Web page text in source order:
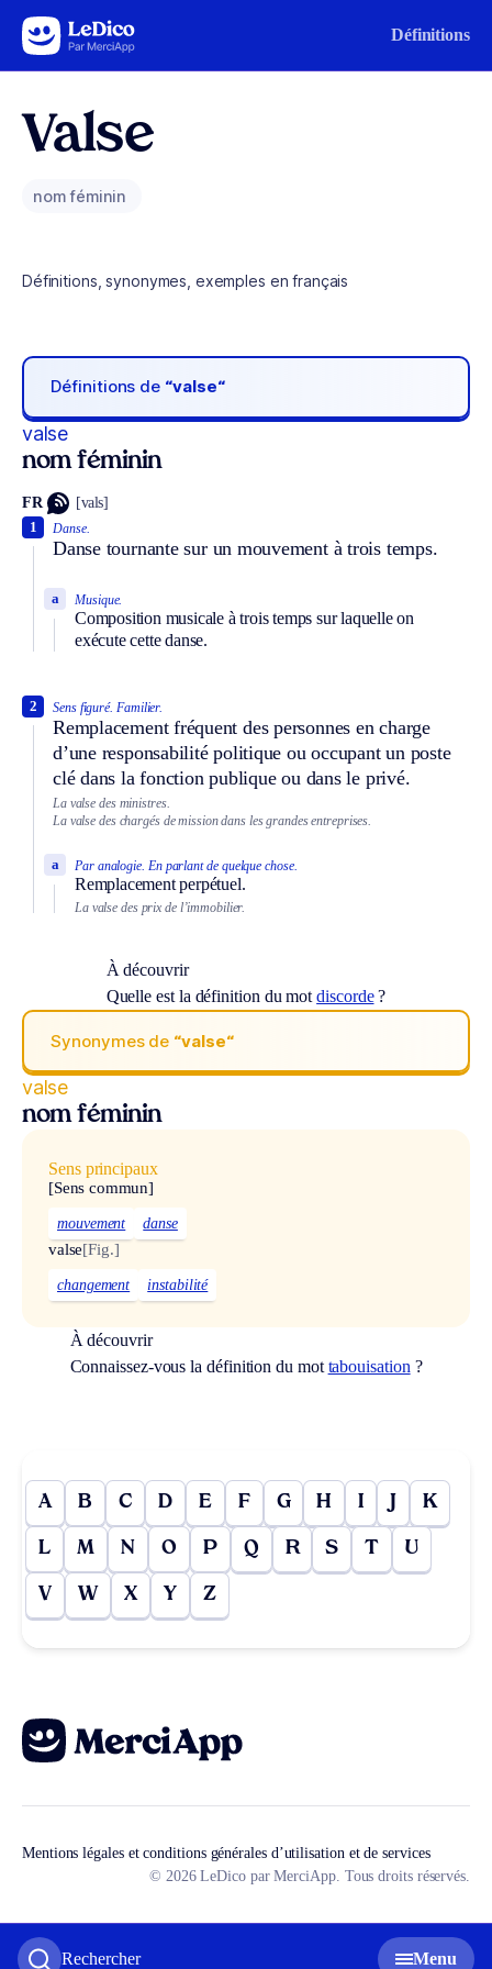
Aller au contenu Définitions
Rechercher Menu
Valse
nom féminin
Définitions, synonymes, exemples en français
Définitions de “valse“
valse
nom féminin
FR [vals]
Danse.
Danse tournante sur un mouvement à trois temps.
1
Musique.
Composition musicale à trois temps sur laquelle on
exécute cette danse.
a
Sens figuré. Familier.
Remplacement fréquent des personnes en charge
d’une responsabilité politique ou occupant un poste
clé dans la fonction publique ou dans le privé.
2
La valse des ministres.
La valse des chargés de mission dans les grandes entreprises.
Par analogie. En parlant de quelque chose.
Remplacement perpétuel.
a
La valse des prix de l’immobilier.
À découvrir
Quelle est la définition du motdiscorde?
Synonymes de “valse“
valse
nom féminin
Sens principaux
[Sens commun]
mouvement danse
valse[Fig.]
changement instabilité
À découvrir
Connaissez-vous la définition du mot tabouisation ?
A B C D E F G H I J K
L M N O P Q R S T U
V W X Y Z
Mentions légales et conditions générales d’utilisation et de services
© 2026 LeDico par MerciApp. Tous droits réservés.